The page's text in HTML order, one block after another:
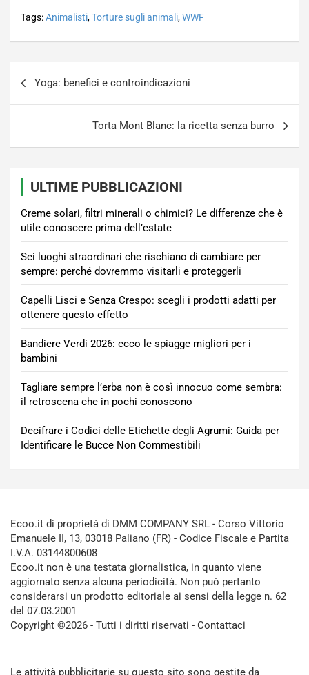
Tags:Animalisti,Torture sugli animali,WWF
articoli
Yoga: benefici e controindicazioni
Torta Mont Blanc: la ricetta senza burro
ULTIME PUBBLICAZIONI
Creme solari, filtri minerali o chimici? Le differenze che è
utile conoscere prima dell’estate
Sei luoghi straordinari che rischiano di cambiare per
sempre: perché dovremmo visitarli e proteggerli
Capelli Lisci e Senza Crespo: scegli i prodotti adatti per
ottenere questo effetto
Bandiere Verdi 2026: ecco le spiagge migliori per i
bambini
Tagliare sempre l’erba non è così innocuo come sembra:
il retroscena che in pochi conoscono
Decifrare i Codici delle Etichette degli Agrumi: Guida per
Identificare le Bucce Non Commestibili
Ecoo.it di proprietà di DMM COMPANY SRL - Corso Vittorio
Emanuele II, 13, 03018 Paliano (FR) - Codice Fiscale e Partita
I.V.A. 03144800608
Ecoo.it non è una testata giornalistica, in quanto viene
aggiornato senza alcuna periodicità. Non può pertanto
considerarsi un prodotto editoriale ai sensi della legge n. 62
del 07.03.2001
Copyright ©2026 - Tutti i diritti riservati - Contattaci
Le attività pubblicitarie su questo sito sono gestite da